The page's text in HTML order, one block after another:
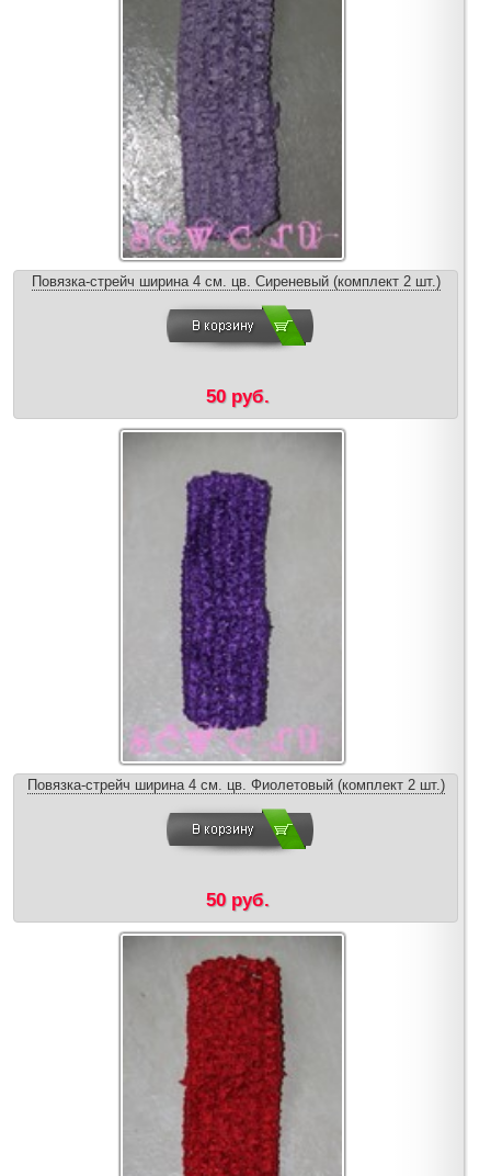
Повязка-стрейч ширина 4 см. цв. Сиреневый (комплект 2 шт.)
50 руб.
Повязка-стрейч ширина 4 см. цв. Фиолетовый (комплект 2 шт.)
50 руб.